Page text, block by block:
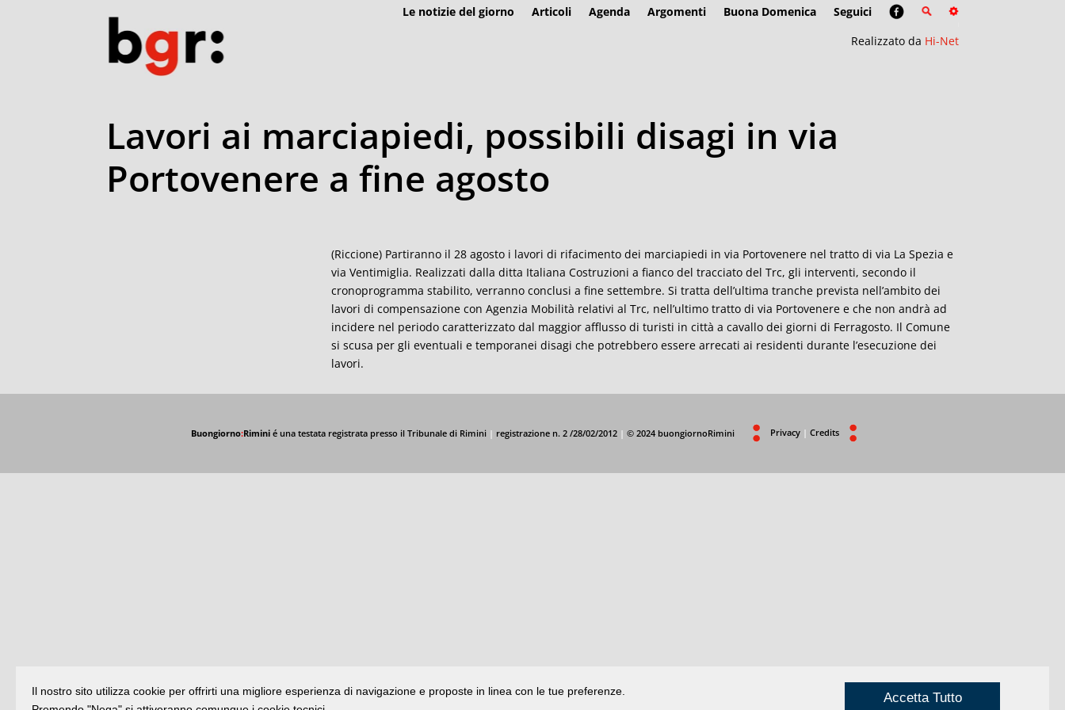
Le notizie del giorno Articoli Agenda Argomenti Buona Domenica
Seguici
Realizzato da Hi-Net
Lavori ai marciapiedi, possibili disagi in via
Portovenere a fine agosto
(Riccione) Partiranno il 28 agosto i lavori di rifacimento dei marciapiedi in via Portovenere nel tratto di via La Spezia e
via Ventimiglia. Realizzati dalla ditta Italiana Costruzioni a fianco del tracciato del Trc, gli interventi, secondo il
cronoprogramma stabilito, verranno conclusi a fine settembre. Si tratta dell’ultima tranche prevista nell’ambito dei
lavori di compensazione con Agenzia Mobilità relativi al Trc, nell’ultimo tratto di via Portovenere e che non andrà ad
incidere nel periodo caratterizzato dal maggior afflusso di turisti in città a cavallo dei giorni di Ferragosto. Il Comune
si scusa per gli eventuali e temporanei disagi che potrebbero essere arrecati ai residenti durante l’esecuzione dei
lavori.
Buongiorno:Riminié una testata registrata presso il Tribunale di Rimini | registrazione n. 2 /28/02/2012 | © 2024 buongiornoRimini Privacy | Credits
Il nostro sito utilizza cookie per offrirti una migliore esperienza di navigazione e proposte in linea con le tue preferenze.
Accetta Tutto